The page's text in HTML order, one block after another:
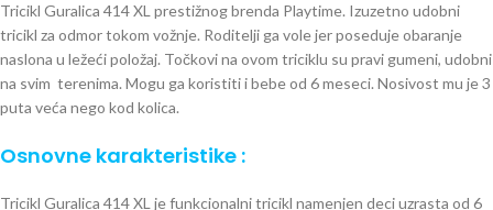
Tricikl Guralica 414 XL prestižnog brenda Playtime. Izuzetno udobni
tricikl za odmor tokom vožnje. Roditelji ga vole jer poseduje obaranje
naslona u ležeći položaj. Točkovi na ovom triciklu su pravi gumeni, udobni
na svim terenima. Mogu ga koristiti i bebe od 6 meseci. Nosivost mu je 3
puta veća nego kod kolica.
Osnovne karakteristike :
Tricikl Guralica 414 XL je funkcionalni tricikl namenjen deci uzrasta od 6